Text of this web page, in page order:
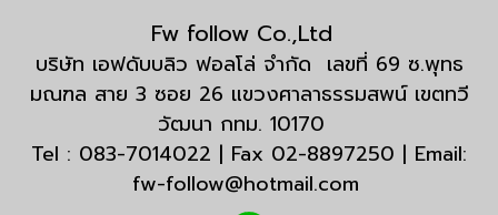
Fw follow Co.,Ltd
บริษัท เอฟดับบลิว ฟอลโล่ จำกัด เลขที่ 69 ซ.พุทธ
มณฑล สาย 3 ซอย 26 แขวงศาลาธรรมสพน์ เขตทวี
วัฒนา กทม. 10170
Tel : 083-7014022 | Fax 02-8897250 | Email:
fw-follow@hotmail.com